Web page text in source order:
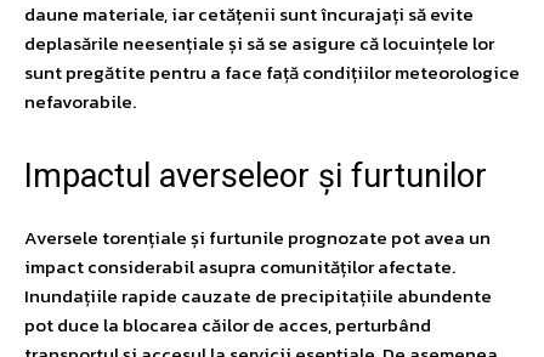
daune materiale, iar cetățenii sunt încurajați să evite
deplasările neesențiale și să se asigure că locuințele lor
sunt pregătite pentru a face față condițiilor meteorologice
nefavorabile.
Impactul averseleor și furtunilor
Aversele torențiale și furtunile prognozate pot avea un
impact considerabil asupra comunităților afectate.
Inundațiile rapide cauzate de precipitațiile abundente
pot duce la blocarea căilor de acces, perturbând